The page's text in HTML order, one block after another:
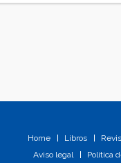
Home Libros
Aviso legal
Política